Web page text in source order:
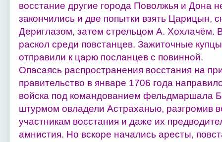
восстание другие города Поволжья и Дона
закончились и две попытки взять Царицын,
Дериглазом, затем стрельцом А. Хохлачём.
раскол среди повстанцев. Зажиточные
отправили к царю посланцев с повинной.
Опасаясь распространения восстания на
правительство в январе 1706 года
войска под командованием фельдмаршала
штурмом овладели Астраханью, разгромив
участникам восстания и даже их
амнистия. Но вскоре начались аресты,